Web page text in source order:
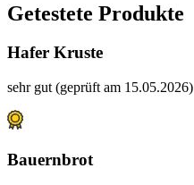
Getestete Produkte
Hafer Kruste
sehr gut (geprüft am 15.05.2026)
Bauernbrot